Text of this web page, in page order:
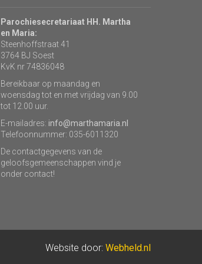
Parochiesecretariaat HH. Martha
en Maria:
Steenhoffstraat 41
3764 BJ Soest
KvK nr 74836048
Bereikbaar op maandag en
woensdag tot en met vrijdag van 9.00
tot 12.00 uur.
E-mailadres: info@marthamaria.nl
Telefoonnummer: 035-6011320
De contactgegevens van de
geloofsgemeenschappen vind je
onder contact!
Website door: Webheld.nl